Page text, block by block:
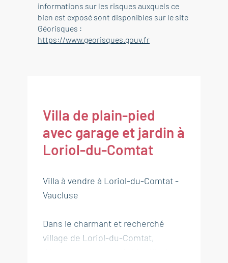
informations sur les risques auxquels ce
bien est exposé sont disponibles sur le site
Géorisques :
https://www.georisques.gouv.fr
Villa de plain-pied
avec garage et jardin à
Loriol-du-Comtat
Villa à vendre à Loriol-du-Comtat -
Vaucluse
Dans le charmant et recherché
village de Loriol-du-Comtat,